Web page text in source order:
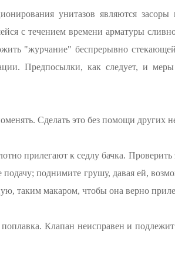
унитазов являются
с течением времени арматуры
"журчание" беспрерывно
Предпосылки, как следует, и
Сделать это без помощи других
прилегают к седлу бачка.
поднимите грушу, давая ей,
таким макаром, чтобы она верно
Клапан неисправен и